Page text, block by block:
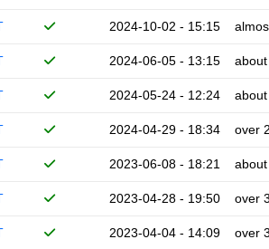
2024-10-02 - 15:15
2024-06-05 - 13:15
2024-05-24 - 12:24
2024-04-29 - 18:34 over
2023-06-08 - 18:21
2023-04-28 - 19:50 over
2023-04-04 - 14:09 over